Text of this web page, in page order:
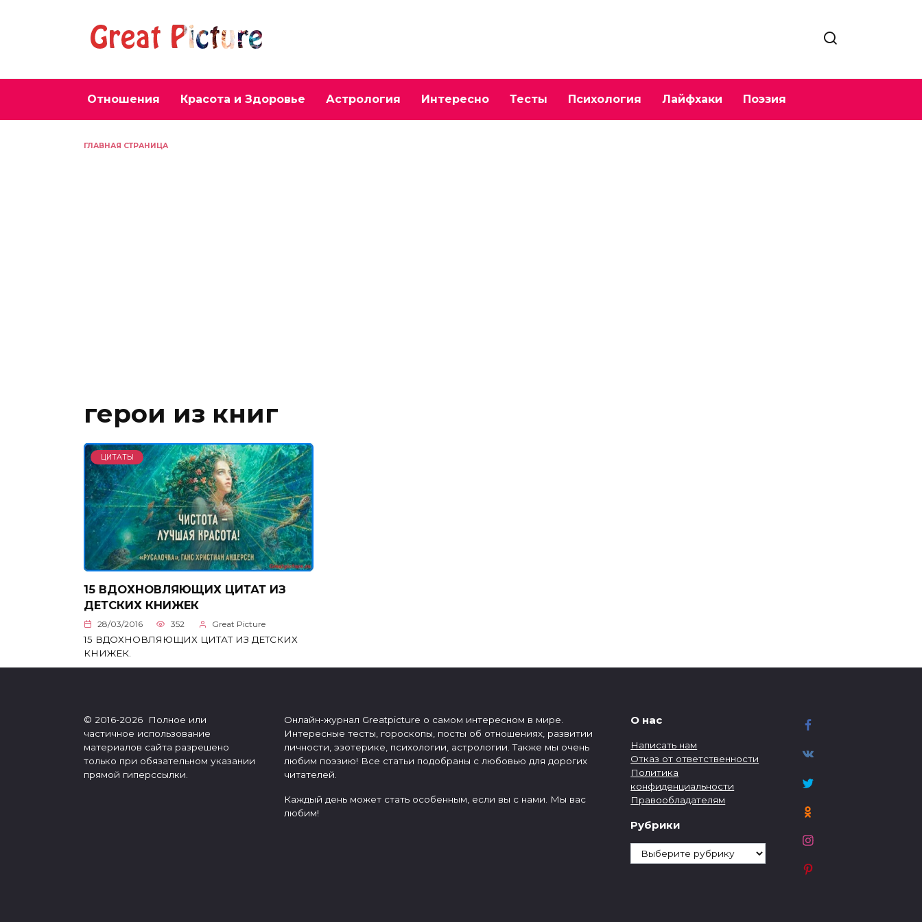
Отношения Красота и Здоровье Астрология Интересно Тесты Психология Лайфхаки Поэзия
ГЛАВНАЯ СТРАНИЦА
герои из книг
ЦИТАТЫ
15 ВДОХНОВЛЯЮЩИХ ЦИТАТ ИЗ
ДЕТСКИХ КНИЖЕК
28/03/2016 352 Great Picture
15 ВДОХНОВЛЯЮЩИХ ЦИТАТ ИЗ ДЕТСКИХ
КНИЖЕК.
© 2016-2026 Полное или
частичное использование
материалов сайта разрешено
только при обязательном указании
прямой гиперссылки.
Онлайн-журнал Greatpicture о самом интересном в мире.
Интересные тесты, гороскопы, посты об отношениях, развитии
личности, эзотерике, психологии, астрологии. Также мы очень
любим поэзию! Все статьи подобраны с любовью для дорогих
читателей.
Каждый день может стать особенным, если вы с нами. Мы вас
любим!
О нас
Написать нам
Отказ от ответственности
Политика
конфиденциальности
Правообладателям
Рубрики
Рубрики